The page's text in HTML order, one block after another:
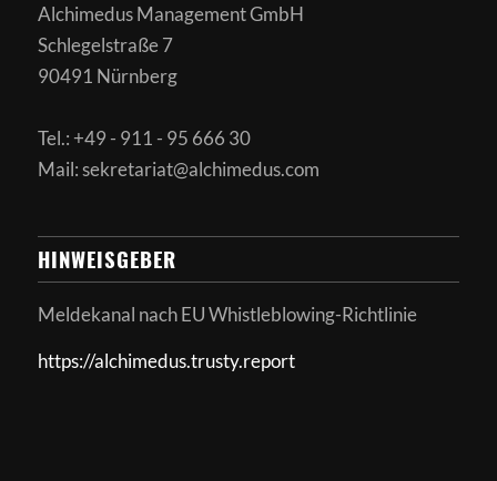
Alchimedus Management GmbH
Schlegelstraße 7
90491 Nürnberg
Tel.: +49 - 911 - 95 666 30
Mail: sekretariat@alchimedus.com
HINWEISGEBER
Meldekanal nachEU Whistleblowing-Richtlinie
https://alchimedus.trusty.report